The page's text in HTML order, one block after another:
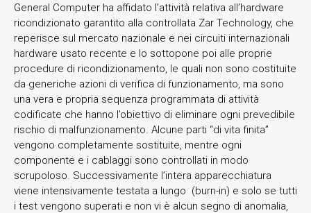
General Computer ha affidato l’attività relativa all’hardware
ricondizionato garantito alla controllata Zar Technology, che
reperisce sul mercato nazionale e nei circuiti internazionali
hardware usato recente e lo sottopone poi alle proprie
procedure di ricondizionamento, le quali non sono costituite
da generiche azioni di verifica di funzionamento, ma sono
una vera e propria sequenza programmata di attività
codificate che hanno l’obiettivo di eliminare ogni prevedibile
rischio di malfunzionamento. Alcune parti “di vita finita”
vengono completamente sostituite, mentre ogni
componente e i cablaggi sono controllati in modo
scrupoloso. Successivamente l’intera apparecchiatura
viene intensivamente testata a lungo (burn-in) e solo se tutti
i test vengono superati e non vi è alcun segno di anomalia,